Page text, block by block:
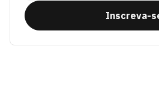
Inscreva-